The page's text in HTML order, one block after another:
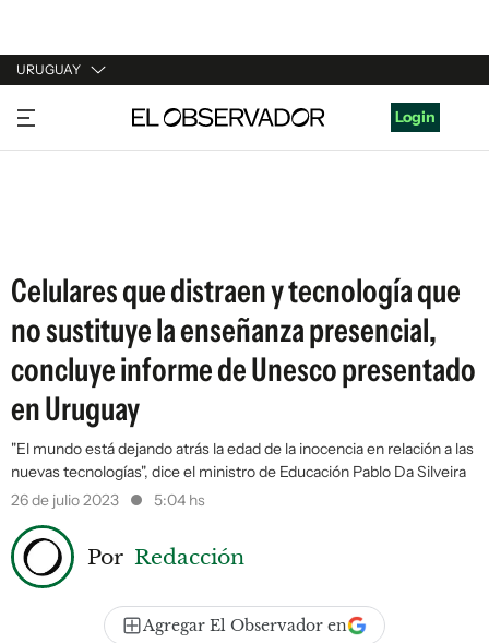
URUGUAY
URUGUAY
ARGENTINA
Login
Celulares que distraen y tecnología que
no sustituye la enseñanza presencial,
concluye informe de Unesco presentado
en Uruguay
"El mundo está dejando atrás la edad de la inocencia en relación a las
nuevas tecnologías", dice el ministro de Educación Pablo Da Silveira
26 de julio 2023
5:04 hs
Por Redacción
Agregar El Observador en